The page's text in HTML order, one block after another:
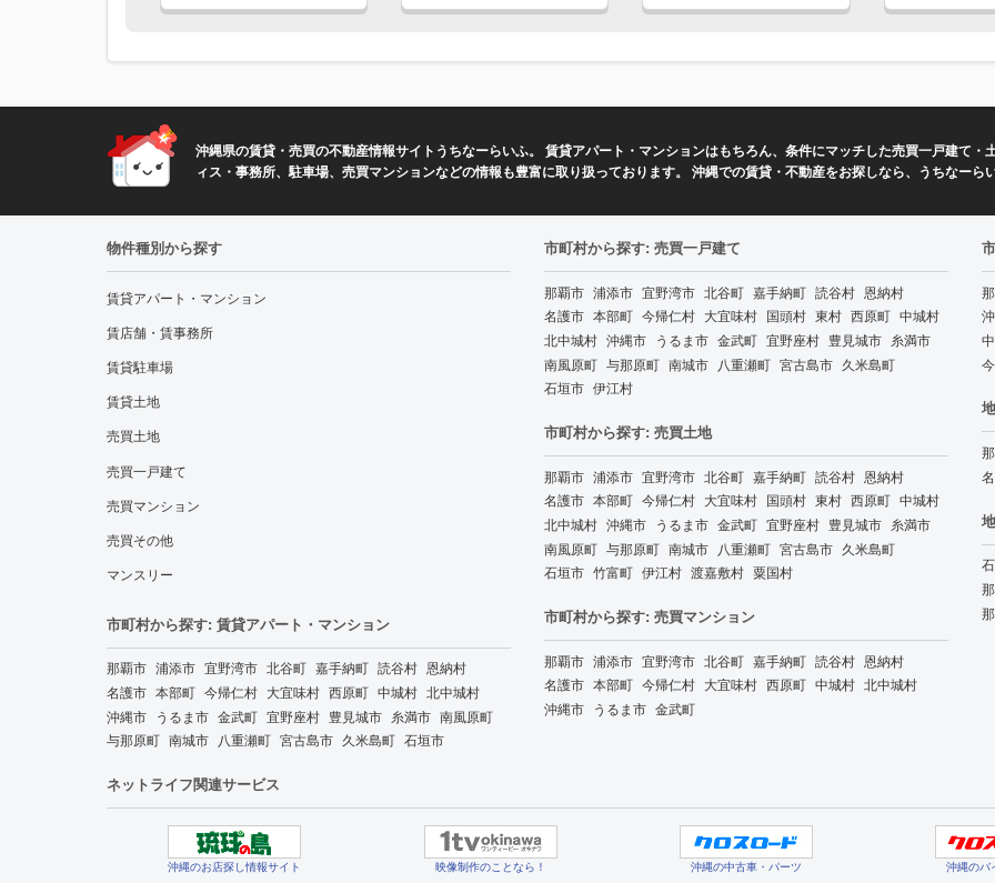
沖縄県の賃貸・売買の不動産情報サイトうちなーらいふ。 賃貸アパート・マンションはもちろん、条件にマッチした売買一戸建て
ィス・事務所、駐車場、売買マンションなどの情報も豊富に取り扱っております。 沖縄での賃貸・不動産をお探しなら、うちなーら
物件種別から探す
賃貸アパート・マンション
賃店舗・賃事務所
賃貸駐車場
賃貸土地
売買土地
売買一戸建て
売買マンション
売買その他
マンスリー
市町村から探す: 賃貸アパート・マンション
那覇市 浦添市 宜野湾市 北谷町 嘉手納町 読谷村 恩納村
名護市 本部町 今帰仁村 大宜味村 西原町 中城村 北中城村
沖縄市 うるま市 金武町 宜野座村 豊見城市 糸満市 南風原町
与那原町 南城市 八重瀬町 宮古島市 久米島町 石垣市
市町村から探す: 売買一戸建て
那覇市 浦添市 宜野湾市 北谷町 嘉手納町 読谷村 恩納村
名護市 本部町 今帰仁村 大宜味村 国頭村 東村 西原町 中城村
北中城村 沖縄市 うるま市 金武町 宜野座村 豊見城市 糸満市
南風原町 与那原町 南城市 八重瀬町 宮古島市 久米島町
石垣市 伊江村
市町村から探す: 売買土地
那覇市 浦添市 宜野湾市 北谷町 嘉手納町 読谷村 恩納村
名護市 本部町 今帰仁村 大宜味村 国頭村 東村 西原町 中城村
北中城村 沖縄市 うるま市 金武町 宜野座村 豊見城市 糸満市
南風原町 与那原町 南城市 八重瀬町 宮古島市 久米島町
石垣市 竹富町 伊江村 渡嘉敷村 粟国村
市町村から探す: 売買マンション
那覇市 浦添市 宜野湾市 北谷町 嘉手納町 読谷村 恩納村
名護市 本部町 今帰仁村 大宜味村 西原町 中城村 北中城村
沖縄市 うるま市 金武町
ネットライフ関連サービス
沖縄のお店探し情報サイト 映像制作のことなら！ 沖縄の中古車・パーツ 沖縄のバ